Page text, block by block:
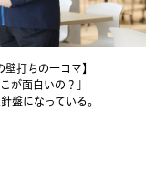
打ちの一コマ】
が面白いの？」
盤になっている。